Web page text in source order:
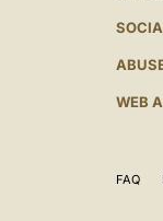
WEB
FAQ